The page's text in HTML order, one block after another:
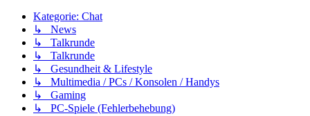
Kategorie: Chat
↳ News
↳ Talkrunde
↳ Talkrunde
↳ Gesundheit & Lifestyle
↳ Multimedia / PCs / Konsolen / Handys
↳ Gaming
↳ PC-Spiele (Fehlerbehebung)